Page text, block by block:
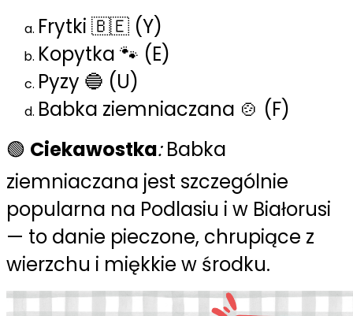
Frytki 🇧🇪 (Y)
Kopytka 🐾 (E)
Pyzy 🔵 (U)
Babka ziemniaczana 🍲 (F)
🟢 Ciekawostka:Babka
ziemniaczana jest szczególnie
popularna na Podlasiu i w Białorusi
— to danie pieczone, chrupiące z
wierzchu i miękkie w środku.